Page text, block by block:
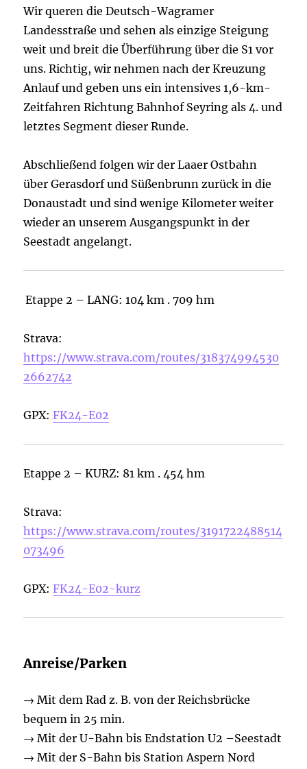
Wir queren die Deutsch-Wagramer
Landesstraße und sehen als einzige Steigung
weit und breit die Überführung über die S1 vor
uns. Richtig, wir nehmen nach der Kreuzung
Anlauf und geben uns ein intensives 1,6-km-
Zeitfahren Richtung Bahnhof Seyring als 4. und
letztes Segment dieser Runde.
Abschließend folgen wir der Laaer Ostbahn
über Gerasdorf und Süßenbrunn zurück in die
Donaustadt und sind wenige Kilometer weiter
wieder an unserem Ausgangspunkt in der
Seestadt angelangt.
Etappe 2 – LANG: 104 km . 709 hm
Strava:
https://www.strava.com/routes/318374994530
2662742
GPX:FK24-E02
Etappe 2 – KURZ: 81 km . 454 hm
Strava:
https://www.strava.com/routes/3191722488514
073496
GPX:FK24-E02-kurz
Anreise/Parken
→ Mit dem Rad z. B. von der Reichsbrücke
bequem in 25 min.
→ Mit der U-Bahn bis Endstation U2 –Seestadt
→ Mit der S-Bahn bis Station Aspern Nord